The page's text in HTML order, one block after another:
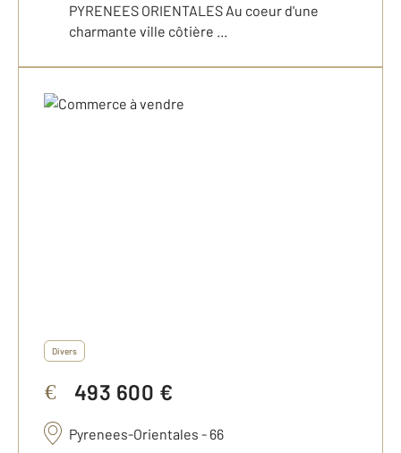
PYRENEES ORIENTALES Au coeur d'une
charmante ville côtière ...
Divers
€ 493 600 €
Pyrenees-Orientales - 66